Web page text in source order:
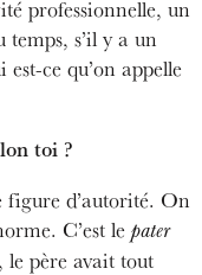
professionnelle, un
s’il y a un
ce qu’on appelle
toi ?
figure d’autorité. On
C’est le pater
le père avait tout